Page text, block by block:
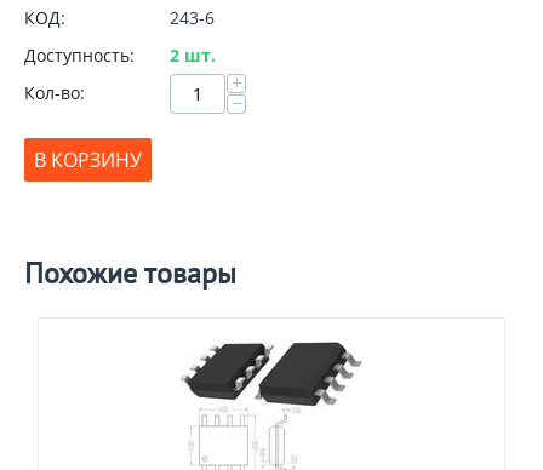
КОД:
243-6
Доступность:
2 шт.
Кол-во:
+
−
В КОРЗИНУ
Похожие товары